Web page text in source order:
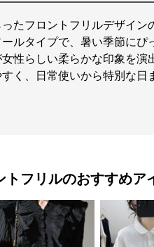
たフロントフリルデザイン
ルタイプで、暑い季節にぴ
性らしい柔らかな印象を演
く、日常使いから特別な日
トフリルのおすすめア